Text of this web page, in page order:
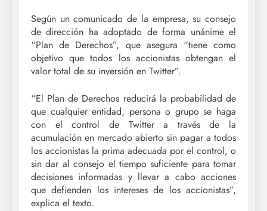
Según un comunicado de la empresa, su consejo
de dirección ha adoptado de forma unánime el
“Plan de Derechos”, que asegura “tiene como
objetivo que todos los accionistas obtengan el
valor total de su inversión en Twitter”.
“El Plan de Derechos reducirá la probabilidad de
que cualquier entidad, persona o grupo se haga
con el control de Twitter a través de la
acumulación en mercado abierto sin pagar a todos
los accionistas la prima adecuada por el control, o
sin dar al consejo el tiempo suficiente para tomar
decisiones informadas y llevar a cabo acciones
que defienden los intereses de los accionistas”,
explica el texto.